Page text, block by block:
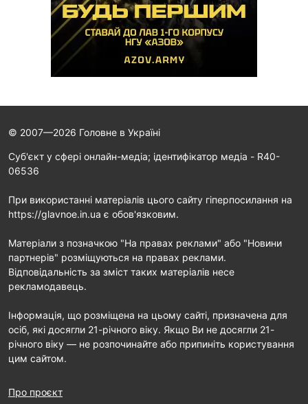
© 2007—2026 Головне в Україні
Cуб'єкт у сфері онлайн-медіа; ідентифікатор медіа - R40-
06536
При використанні матеріалів цього сайту гіперпосилання на
https://glavnoe.in.ua є обов'язковим.
Матеріали з позначкою "На правах реклами" або "Новини
партнерів" розміщуються на правах реклами.
Відповідальність за зміст таких матеріалів несе
рекламодавець.
Інформація, що розміщена на цьому сайті, призначена для
осіб, які досягли 21-річного віку. Якщо Ви не досягли 21-
річного віку — не розпочинайте або припиніть користування
цим сайтом.
Про проєкт